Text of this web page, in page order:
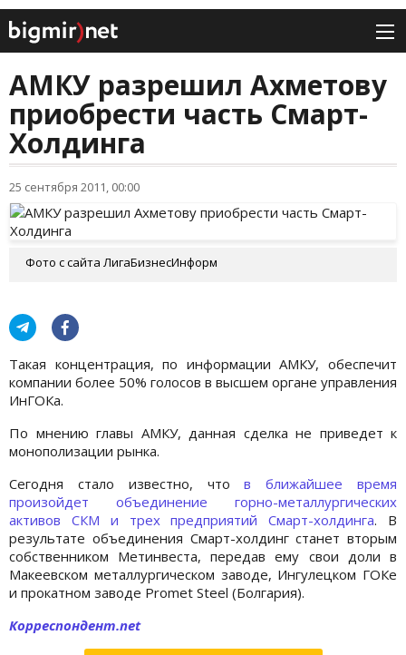
АМКУ разрешил Ахметову
приобрести часть Смарт-
Холдинга
25 сентября 2011, 00:00
Фото с сайта ЛигаБизнесИнформ
Такая концентрация, по информации АМКУ, обеспечит
компании более 50% голосов в высшем органе управления
ИнГОКа.
По мнению главы АМКУ, данная сделка не приведет к
монополизации рынка.
Сегодня стало известно, чтов ближайшее время
произойдет объединение горно-металлургических
активов СКМ и трех предприятий Смарт-холдинга. В
результате объединения Смарт-холдинг станет вторым
собственником Метинвеста, передав ему свои доли в
Макеевском металлургическом заводе, Ингулецком ГОКе
и прокатном заводе Promet Steel (Болгария).
Корреспондент.net